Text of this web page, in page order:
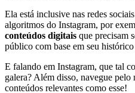
Ela está inclusive nas redes
algoritmos do Instagram, por
conteúdos digitais que precisam
público com base em seu
E falando em Instagram, que tal
galera? Além disso, navegue pelo
conteúdos relevantes como esse!